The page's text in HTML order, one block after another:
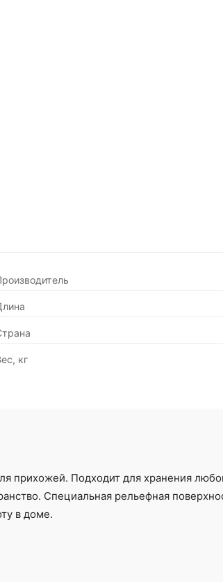
кг
прихожей. Подходит для хранения
Специальная рельефная
в доме.